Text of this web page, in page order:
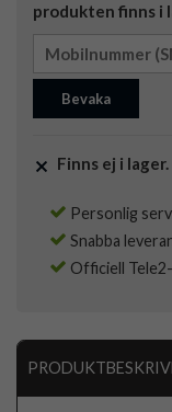
produkten finns i
Bevaka
Finns ej i lager.
Personlig
Snabba
Officiell